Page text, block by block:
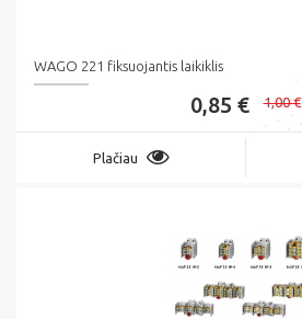
WAGO 221 fiksuojantis laikiklis
0,85 € 1,00 €
Plačiau